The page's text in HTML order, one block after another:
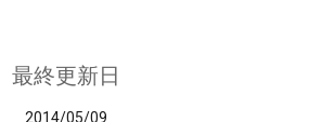
最終更新日
2014/05/09